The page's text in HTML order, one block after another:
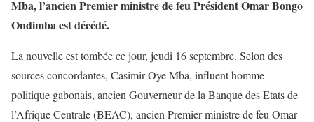
Mba, l’ancien Premier ministre de feu Président Omar Bongo
Ondimba est décédé.
La nouvelle est tombée ce jour, jeudi 16 septembre. Selon des
sources concordantes, Casimir Oye Mba, influent homme
politique gabonais, ancien Gouverneur de la Banque des Etats de
l’Afrique Centrale (BEAC), ancien Premier ministre de feu Omar